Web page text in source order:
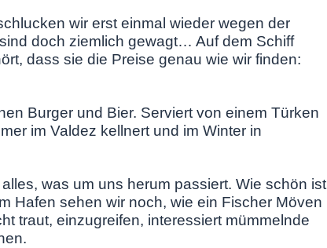
wir erst einmal wieder wegen der
doch ziemlich gewagt… Auf dem Schiff
dass sie die Preise genau wie wir finden:
Burger und Bier. Serviert von einem Türken
im Valdez kellnert und im Winter in
was um uns herum passiert. Wie schön ist
Hafen sehen wir noch, wie ein Fischer Möven
traut, einzugreifen, interessiert mümmelnde